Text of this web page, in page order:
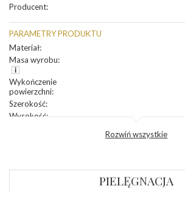
Producent:
PARAMETRY PRODUKTU
Materiał:
Masa wyrobu:
Wykończenie
powierzchni:
Szerokość:
Wysokość:
Rodzaje
Liczba kamieni
Rozwiń wszystkie
PIELĘGNACJA